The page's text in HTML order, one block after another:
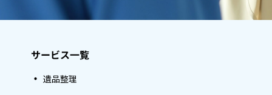
サービス一覧
遺品整理